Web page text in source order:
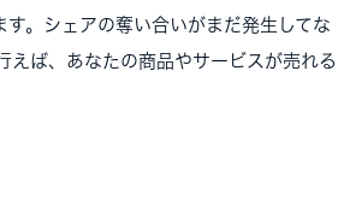
。シェアの奪い合いがまだ発生してな
えば、あなたの商品やサービスが売れる